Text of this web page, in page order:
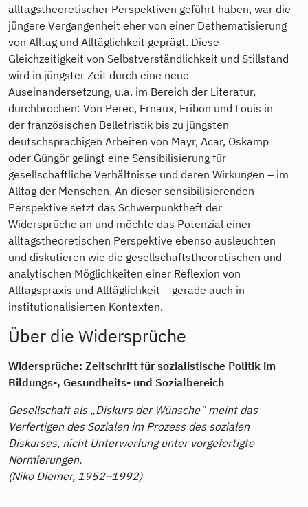
alltagstheoretischer Perspektiven geführt haben, war die
jüngere Vergangenheit eher von einer Dethematisierung
von Alltag und Alltäglichkeit geprägt. Diese
Gleichzeitigkeit von Selbstverständlichkeit und Stillstand
wird in jüngster Zeit durch eine neue
Auseinandersetzung, u.a. im Bereich der Literatur,
durchbrochen: Von Perec, Ernaux, Eribon und Louis in
der französischen Belletristik bis zu jüngsten
deutschsprachigen Arbeiten von Mayr, Acar, Oskamp
oder Güngör gelingt eine Sensibilisierung für
gesellschaftliche Verhältnisse und deren Wirkungen – im
Alltag der Menschen. An dieser sensibilisierenden
Perspektive setzt das Schwerpunktheft der
Widersprüche an und möchte das Potenzial einer
alltagstheoretischen Perspektive ebenso ausleuchten
und diskutieren wie die gesellschaftstheoretischen und -
analytischen Möglichkeiten einer Reflexion von
Alltagspraxis und Alltäglichkeit – gerade auch in
institutionalisierten Kontexten.
Über die Widersprüche
Widersprüche: Zeitschrift für sozialistische Politik im
Bildungs-, Gesundheits- und Sozialbereich
Gesellschaft als „Diskurs der Wünsche” meint das
Verfertigen des Sozialen im Prozess des sozialen
Diskurses, nicht Unterwerfung unter vorgefertigte
Normierungen.
(Niko Diemer, 1952–1992)